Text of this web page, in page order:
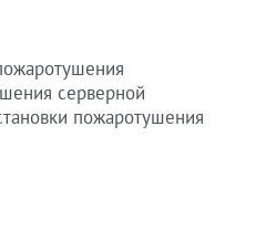
серверной
пожаротушения